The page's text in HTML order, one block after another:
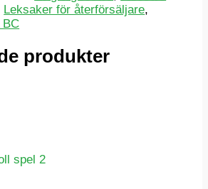
Leksaker för återförsäljare,
BC
produkter